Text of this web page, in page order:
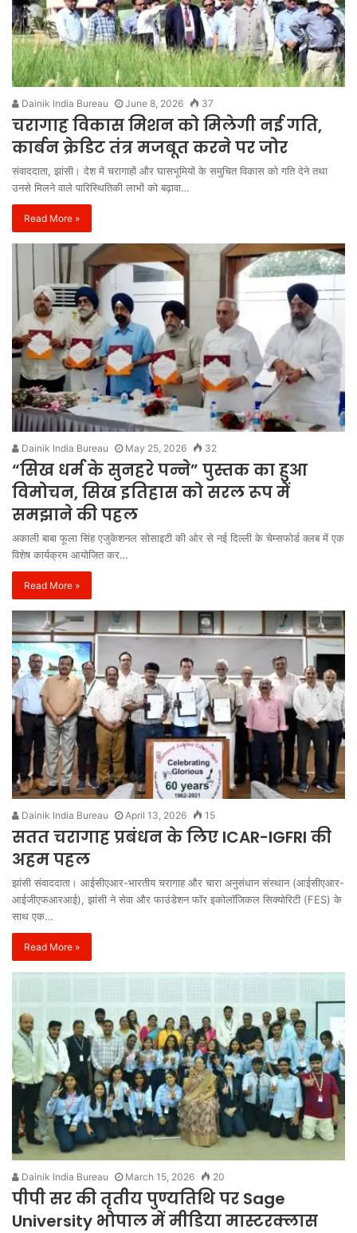
Dainik India Bureau June 8, 2026 37
चरागाह विकास मिशन को मिलेगी नई गति,
कार्बन क्रेडिट तंत्र मजबूत करने पर जोर
संवाददाता, झांसी। देश में चरागाहों और घासभूमियों के समुचित विकास को गति देने तथा
उनसे मिलने वाले पारिस्थितिकी लाभों को बढ़ावा…
Read More »
Dainik India Bureau May 25, 2026 32
“सिख धर्म के सुनहरे पन्ने” पुस्तक का हुआ
विमोचन, सिख इतिहास को सरल रूप में
समझाने की पहल
अकाली बाबा फूला सिंह एजुकेशनल सोसाइटी की ओर से नई दिल्ली के चेम्सफोर्ड क्लब में एक
विशेष कार्यक्रम आयोजित कर…
Read More »
Dainik India Bureau April 13, 2026 15
सतत चरागाह प्रबंधन के लिए ICAR-IGFRI की
अहम पहल
झांसी संवाददाता। आईसीएआर-भारतीय चरागाह और चारा अनुसंधान संस्थान (आईसीएआर-
आईजीएफआरआई), झांसी ने सेवा और फाउंडेशन फॉर इकोलॉजिकल सिक्योरिटी (FES) के
साथ एक…
Read More »
Dainik India Bureau March 15, 2026 20
पीपी सर की तृतीय पुण्यतिथि पर Sage
University भोपाल में मीडिया मास्टरक्लास